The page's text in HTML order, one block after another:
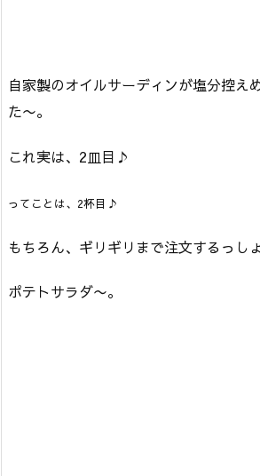
自家製のオイルサーディンが塩分控え
た〜。
これ実は、2皿目♪
ってことは、2杯目♪
もちろん、ギリギリまで注文するっし
ポテトサラダ〜。